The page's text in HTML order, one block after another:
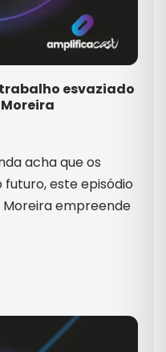
trabalho esvaziado
acha que os
futuro, este episódio
empreende